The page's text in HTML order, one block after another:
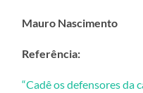
Mauro Nascimento
Referência:
“Cadê os defensores da